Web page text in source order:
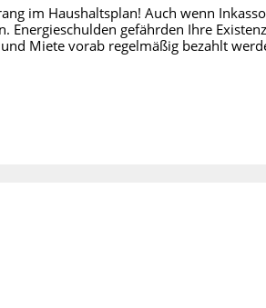
im Haushaltsplan! Auch wenn
Energieschulden gefährden Ihre
Miete vorab regelmäßig bezahlt